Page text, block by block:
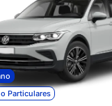
Particulares